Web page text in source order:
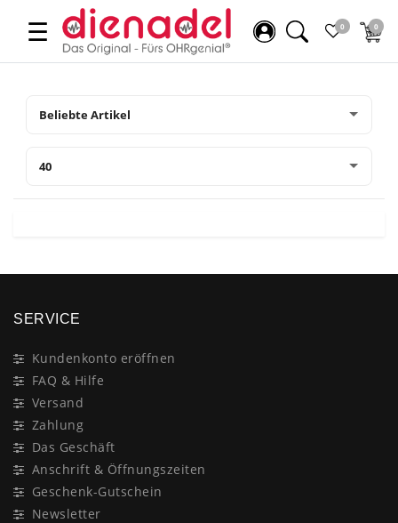
☰ 0 0
SERVICE
Kundenkonto eröffnen
FAQ & Hilfe
Versand
Zahlung
Das Geschäft
Anschrift & Öffnungszeiten
Geschenk-Gutschein
Newsletter